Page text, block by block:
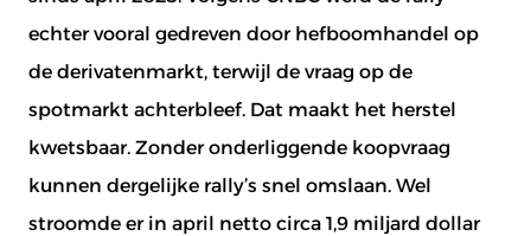
echter vooral gedreven door hefboomhandel op
de derivatenmarkt, terwijl de vraag op de
spotmarkt achterbleef. Dat maakt het herstel
kwetsbaar. Zonder onderliggende koopvraag
kunnen dergelijke rally’s snel omslaan. Wel
stroomde er in april netto circa 1,9 miljard dollar
E-mail
E-mail